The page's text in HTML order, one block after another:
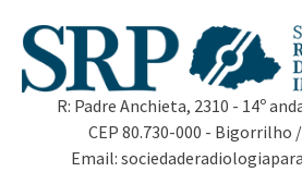
R: Padre Anchieta, 2310 - 14º
CEP 80.730-000 - Bigorrilho
Email: